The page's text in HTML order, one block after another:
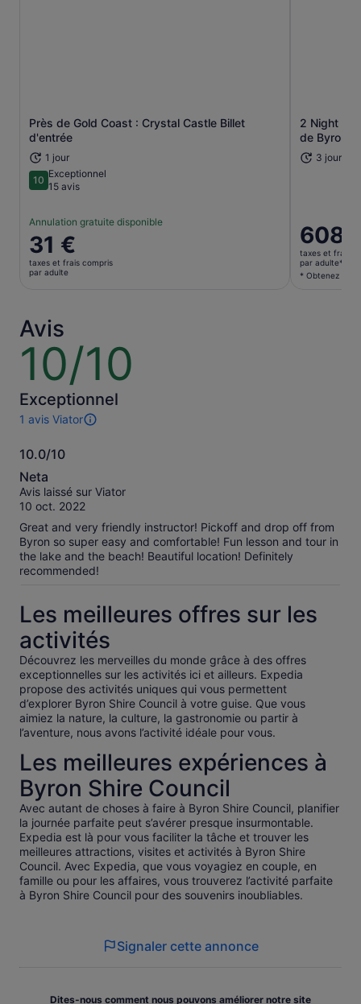
Près de Gold Coast : Crystal Castle Billet
d'entrée
1 jour
1010 sur 10
Exceptionnel
15 avis
Annulation gratuite disponible
Le
prix
est
adulte
31 €
taxes et frais compris
par adulte
S’ouvre dans un nouvel onglet.
2 Night
de Byron
3 jours
Le
prix
est
de 608 €.
608
taxes et frais
par adulte*
* Obtenez un
Avis
10/10
10
10
Exceptionnel
1 avis Viator
1 avis
cette
activité.
Plus
d’informations
sur
nos
avis
vérifiés
10.0/10
10.0
sur
10
Neta
Avis laissé sur Viator
10 oct. 2022
Great and very friendly instructor! Pickoff and drop off from
Byron so super easy and comfortable! Fun lesson and tour in
the lake and the beach! Beautiful location! Definitely
recommended!
Les meilleures offres sur les
activités
Découvrez les merveilles du monde grâce à des offres
exceptionnelles sur les activités ici et ailleurs. Expedia
propose des activités uniques qui vous permettent
d’explorer Byron Shire Council à votre guise. Que vous
aimiez la nature, la culture, la gastronomie ou partir à
l’aventure, nous avons l’activité idéale pour vous.
Les meilleures expériences à
Byron Shire Council
Avec autant de choses à faire à Byron Shire Council, planifier
la journée parfaite peut s’avérer presque insurmontable.
Expedia est là pour vous faciliter la tâche et trouver les
meilleures attractions, visites et activités à Byron Shire
Council. Avec Expedia, que vous voyagiez en couple, en
famille ou pour les affaires, vous trouverez l’activité parfaite
à Byron Shire Council pour des souvenirs inoubliables.
Signaler cette annonce
Dites-nous comment nous pouvons améliorer notre site